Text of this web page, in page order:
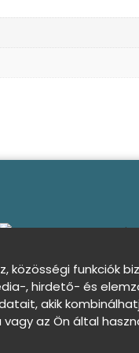
közösségi funkciók
, hirdető- és
akik
az Ön által